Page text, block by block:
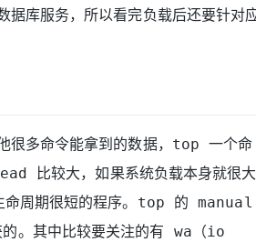
库服务，所以看完负载后还要针对
很多命令能拿到的数据，top 一个命
比较大，如果系统负载本身就很大
命周期很短的程序。top 的 manual
的。其中比较要关注的有 wa（io